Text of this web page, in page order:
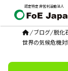
認定特定非営利活動法人
/ ブログ/脱化
世界の気候危機